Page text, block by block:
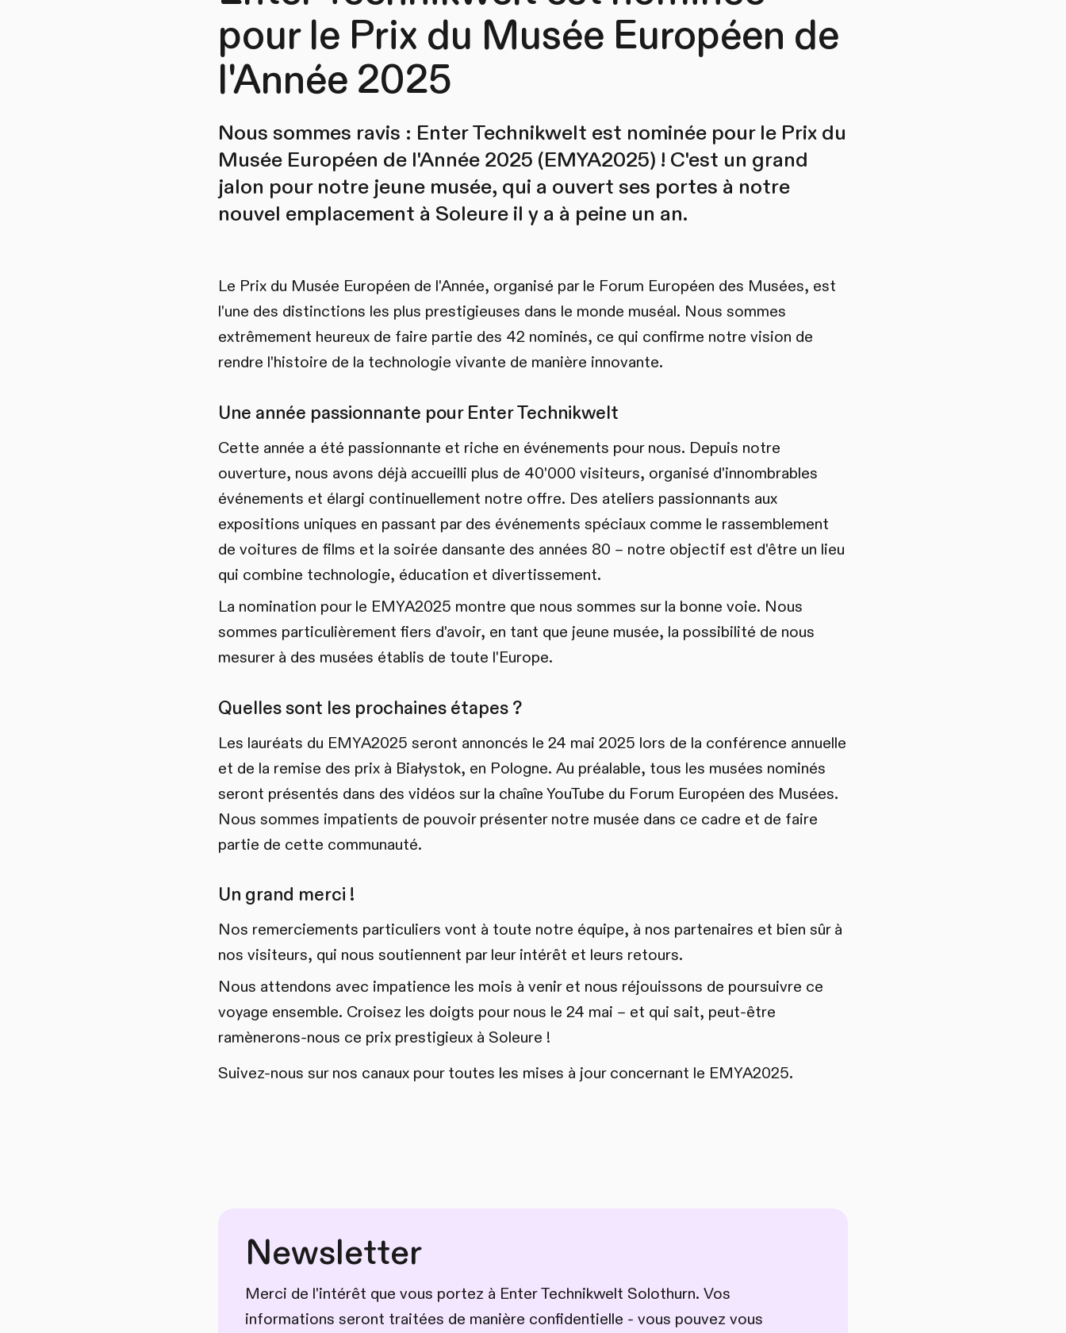
pour le Prix du Musée Européen de
l'Année 2025
Nous sommes ravis : Enter Technikwelt est nominée pour le Prix du
Musée Européen de l'Année 2025 (EMYA2025) ! C'est un grand
jalon pour notre jeune musée, qui a ouvert ses portes à notre
nouvel emplacement à Soleure il y a à peine un an.
Le Prix du Musée Européen de l'Année, organisé par le Forum Européen des Musées, est
l'une des distinctions les plus prestigieuses dans le monde muséal. Nous sommes
extrêmement heureux de faire partie des 42 nominés, ce qui confirme notre vision de
rendre l'histoire de la technologie vivante de manière innovante.
Une année passionnante pour Enter Technikwelt
Cette année a été passionnante et riche en événements pour nous. Depuis notre
ouverture, nous avons déjà accueilli plus de 40'000 visiteurs, organisé d'innombrables
événements et élargi continuellement notre offre. Des ateliers passionnants aux
expositions uniques en passant par des événements spéciaux comme le rassemblement
de voitures de films et la soirée dansante des années 80 – notre objectif est d'être un lieu
qui combine technologie, éducation et divertissement.
La nomination pour le EMYA2025 montre que nous sommes sur la bonne voie. Nous
sommes particulièrement fiers d'avoir, en tant que jeune musée, la possibilité de nous
mesurer à des musées établis de toute l'Europe.
Quelles sont les prochaines étapes ?
Les lauréats du EMYA2025 seront annoncés le 24 mai 2025 lors de la conférence annuelle
et de la remise des prix à Białystok, en Pologne. Au préalable, tous les musées nominés
seront présentés dans des vidéos sur la chaîne YouTube du Forum Européen des Musées.
Nous sommes impatients de pouvoir présenter notre musée dans ce cadre et de faire
partie de cette communauté.
Un grand merci !
Nos remerciements particuliers vont à toute notre équipe, à nos partenaires et bien sûr à
nos visiteurs, qui nous soutiennent par leur intérêt et leurs retours.
Nous attendons avec impatience les mois à venir et nous réjouissons de poursuivre ce
voyage ensemble. Croisez les doigts pour nous le 24 mai – et qui sait, peut-être
ramènerons-nous ce prix prestigieux à Soleure !
Suivez-nous sur nos canaux pour toutes les mises à jour concernant le EMYA2025.
Newsletter
Merci de l'intérêt que vous portez à Enter Technikwelt Solothurn. Vos
informations seront traitées de manière confidentielle - vous pouvez vous